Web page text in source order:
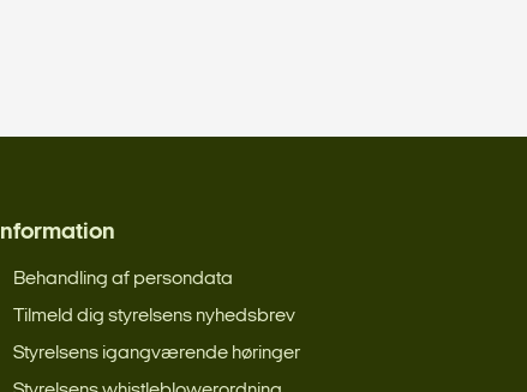
Information
Behandling af persondata
Tilmeld dig styrelsens nyhedsbrev
Styrelsens igangværende høringer